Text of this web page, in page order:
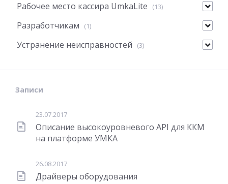
Рабочее место кассира UmkaLite (13)
Разработчикам (1)
Устранение неисправностей (3)
Записи
23.07.2017
Описание высокоуровневого API для ККМ
на платформе УМКА
26.08.2017
Драйверы оборудования